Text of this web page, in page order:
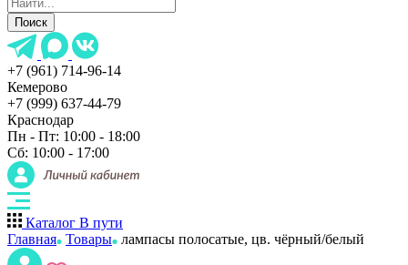
Поиск
+7 (961) 714-96-14
Кемерово
+7 (999) 637-44-79
Краснодар
Пн - Пт: 10:00 - 18:00
Сб: 10:00 - 17:00
Каталог В пути
Главная Товары лампасы полосатые, цв. чёрный/белый